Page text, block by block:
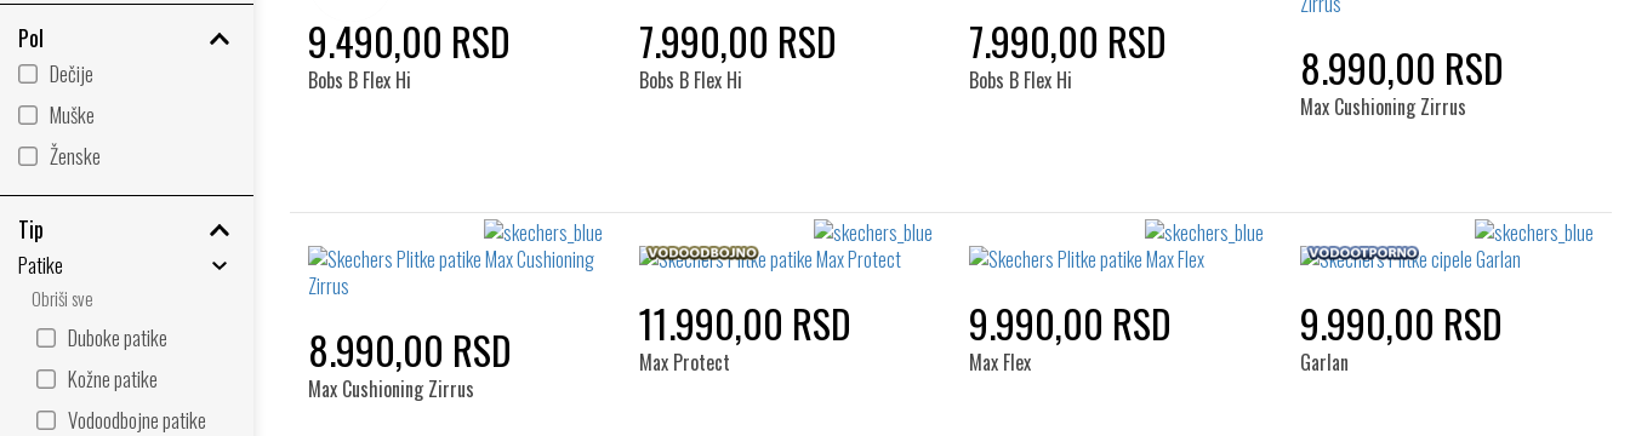
Pol
Dečije
Muške
Ženske
Tip
Patike
Obriši sve
Duboke patike
Kožne patike
Vodoodbojne patike
9.490,00 RSD
Bobs B Flex Hi
7.990,00 RSD
Bobs B Flex Hi
7.990,00 RSD
Bobs B Flex Hi 8.990,00 RSD
Max Cushioning Zirrus
8.990,00 RSD
Max Cushioning Zirrus
11.990,00 RSD
Max Protect
9.990,00 RSD
Max Flex
9.990,00 RSD
Garlan